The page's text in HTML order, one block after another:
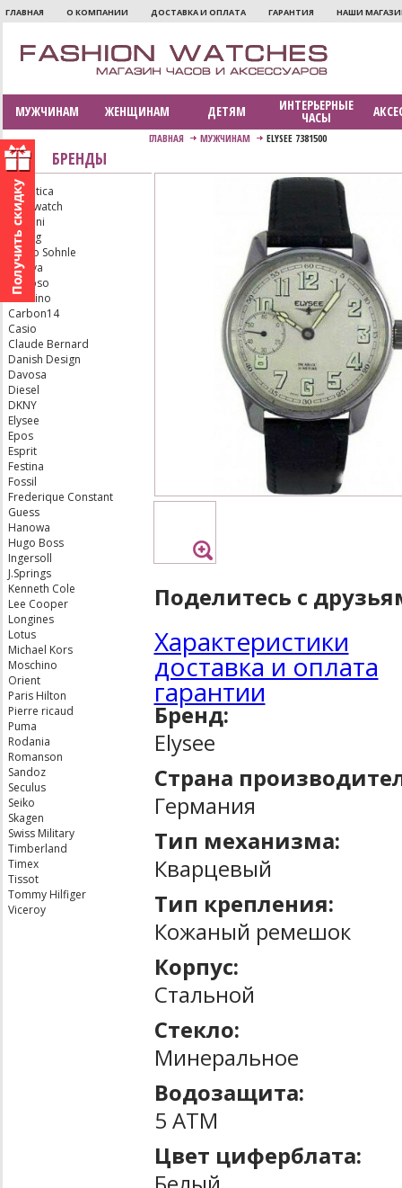
ГЛАВНАЯ О КОМПАНИИ ДОСТАВКА И ОПЛАТА ГАРАНТИЯ НАШИ
МУЖЧИНАМ ЖЕНЩИНАМ ДЕТЯМ ИНТЕРЬЕРНЫЕ
ЧАСЫ
ГЛАВНАЯ МУЖЧИНАМ ELYSEE 7381500
БРЕНДЫ
Adriatica
Aerowatch
Armani
Bering
Bruno Sohnle
Bulova
Calypso
Candino
Carbon14
Casio
Claude Bernard
Danish Design
Davosa
Diesel
DKNY
Elysee
Epos
Esprit
Festina
Fossil
Frederique Constant
Guess
Hanowa
Hugo Boss
Ingersoll
J.Springs
Kenneth Cole
Lee Cooper
Longines
Lotus
Michael Kors
Moschino
Orient
Paris Hilton
Pierre ricaud
Puma
Rodania
Romanson
Sandoz
Seculus
Seiko
Skagen
Swiss Military
Timberland
Timex
Tissot
Tommy Hilfiger
Viceroy
Поделитесь с
Характеристики
доставка и оплата
гарантии
Бренд:
Elysee
Страна
Германия
Тип механизма:
Кварцевый
Тип крепления:
Кожаный ремешок
Корпус:
Стальной
Стекло:
Минеральное
Водозащита:
5 ATM
Цвет циферблата: